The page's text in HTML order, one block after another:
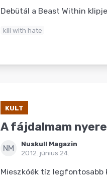
Debütál a Beast Within
kill with hate
KULT
A fájdalmam
NM
Nuskull Magazin
2012. június 24.
Mieszkóék tíz legfontosabb